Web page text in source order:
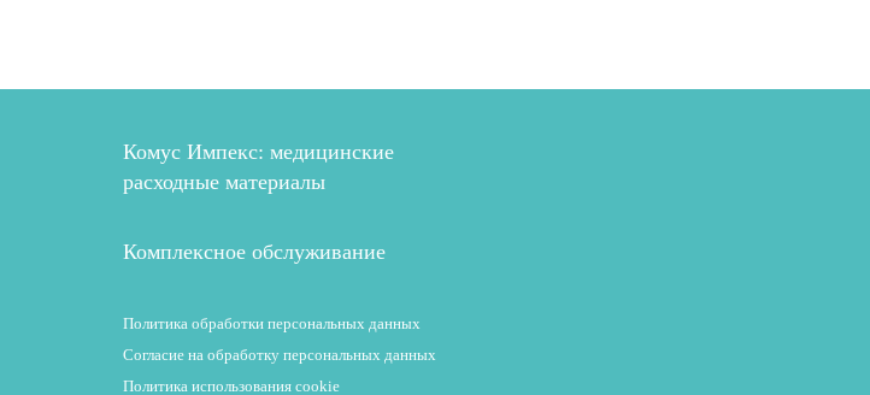
Комус Импекс: медицинские
расходные материалы
Комплексное обслуживание
Политика обработки персональных данных
Согласие на обработку персональных данных
Политика использования cookie